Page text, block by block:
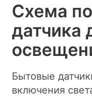
Схема
датчика
Бытовые
включения